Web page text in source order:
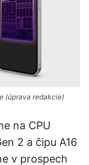
(úprava redakcie)
na CPU
2 a čipu A16
v prospech